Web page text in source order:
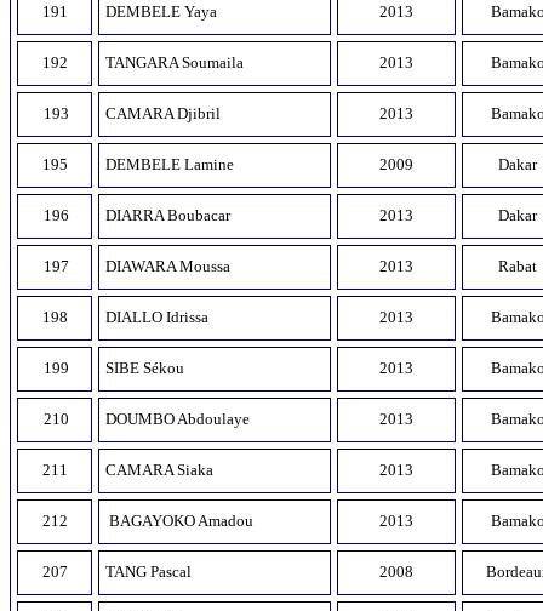
191 DEMBELE Yaya 2013
192 TANGARA Soumaila 2013
193 CAMARA Djibril 2013
195 DEMBELE Lamine 2009 Dakar
196 DIARRA Boubacar 2013 Dakar
197 DIAWARA Moussa 2013 Rabat
198 DIALLO Idrissa 2013
199 SIBE Sékou 2013
210 DOUMBO Abdoulaye 2013
211 CAMARA Siaka 2013
212 BAGAYOKO Amadou 2013
207 TANG Pascal 2008